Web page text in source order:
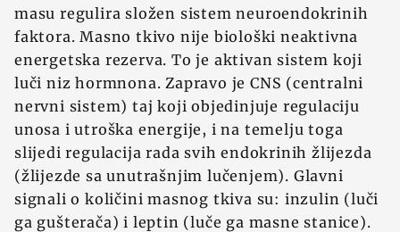
masu regulira složen sistem neuroendokrinih
faktora. Masno tkivo nije biološki neaktivna
energetska rezerva. To je aktivan sistem koji
luči niz hormnona. Zapravo je CNS (centralni
nervni sistem) taj koji objedinjuje regulaciju
unosa i utroška energije, i na temelju toga
slijedi regulacija rada svih endokrinih žlijezda
(žlijezde sa unutrašnjim lučenjem). Glavni
signali o količini masnog tkiva su: inzulin (luči
ga gušterača) i leptin (luče ga masne stanice).